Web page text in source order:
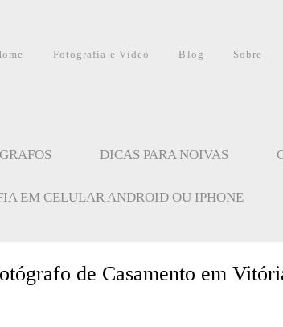
Fotografia e Vídeo Blog Sobre
DICAS PARA NOIVAS
EM CELULAR ANDROID OU IPHONE
de Casamento em